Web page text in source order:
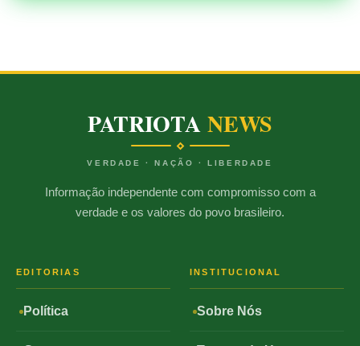
PATRIOTANEWS
VERDADE · NAÇÃO · LIBERDADE
Informação independente com compromisso com a
verdade e os valores do povo brasileiro.
EDITORIAS
Política
INSTITUCIONAL
Sobre Nós